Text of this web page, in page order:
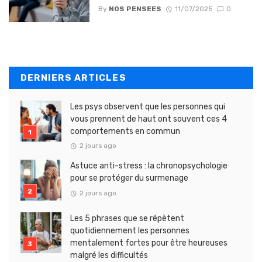
By NOS PENSEES 11/07/2025 0
DERNIERS ARTICLES
Les psys observent que les personnes qui
vous prennent de haut ont souvent ces 4
comportements en commun
2 jours ago
Astuce anti-stress : la chronopsychologie
pour se protéger du surmenage
2 jours ago
Les 5 phrases que se répètent
quotidiennement les personnes
mentalement fortes pour être heureuses
malgré les difficultés